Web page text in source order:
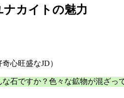
カイトの魅力
心旺盛なJD）
な石ですか？色々な鉱物が混ざ